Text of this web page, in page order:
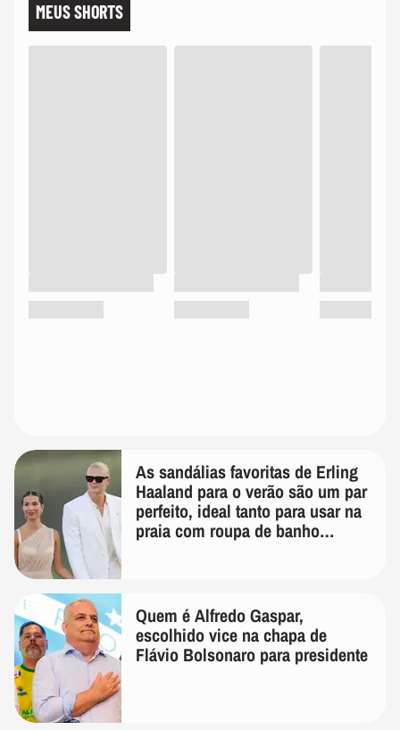
MEUS SHORTS
As sandálias favoritas de Erling
Haaland para o verão são um par
perfeito, ideal tanto para usar na
praia com roupa de banho
Quem é Alfredo Gaspar,
escolhido vice na chapa de
Flávio Bolsonaro para presidente